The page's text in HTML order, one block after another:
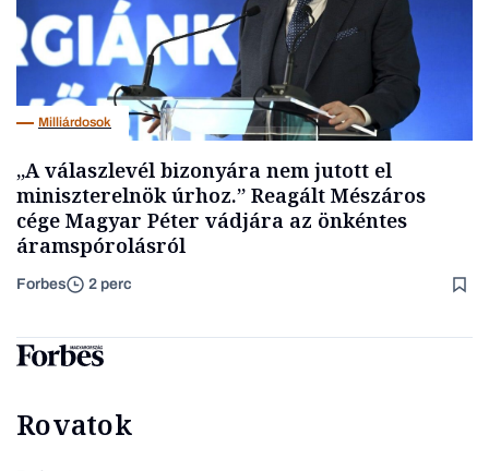
Milliárdosok
„A válaszlevél bizonyára nem jutott el
miniszterelnök úrhoz.” Reagált Mészáros
cége Magyar Péter vádjára az önkéntes
áramspórolásról
Forbes 2 perc
Rovatok